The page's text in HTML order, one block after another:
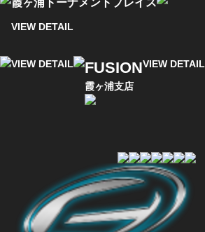
霞ヶ浦トーナメントプレイス
VIEW DETAIL
VIEW DETAIL FUSION
霞ヶ浦支店
VIEW DETAIL